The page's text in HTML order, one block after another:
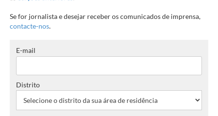
Se for jornalista e desejar receber os comunicados de imprensa,
contacte-nos.
E-mail
Distrito